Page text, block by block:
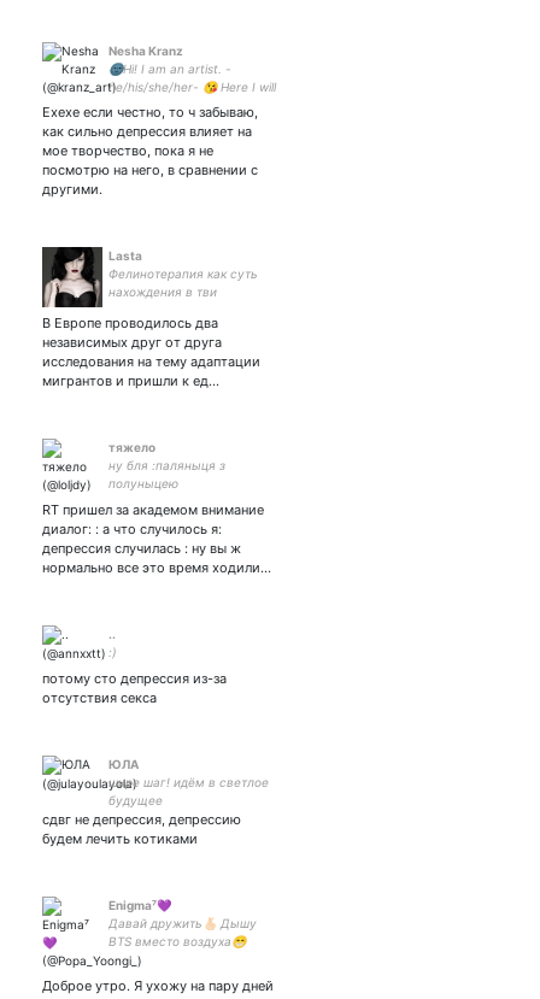
Nesha Kranz
🌚Hi! I am an artist. -
he/his/she/her- 😘 Here I will
publish my fan art and take
orders!🐰🐷🦇🐱
Ехехе если честно, то ч забываю,
как сильно депрессия влияет на
мое творчество, пока я не
посмотрю на него, в сравнении с
другими.
Lastа
Фелинотерапия как суть
нахождения в тви
В Европе проводилось два
независимых друг от друга
исследования на тему адаптации
мигрантов и пришли к ед…
тяжело
ну бля :паляныця з
полуныцею
RT пришел за академом внимание
диалог: : а что случилось я:
депрессия случилась : ну вы ж
нормально все это время ходили…
..
:)
потому сто депрессия из-за
отсутствия секса
ЮЛА
шире шаг! идём в светлое
будущее
сдвг не депрессия, депрессию
будем лечить котиками
Enigma⁷💜
Давай дружить🫰🏻 Дышу
BTS вместо воздуха😁
Гопник на районе😎 Юнги и
💜Юнмины и Вигуки
Доброе утро. Я ухожу на пару дней